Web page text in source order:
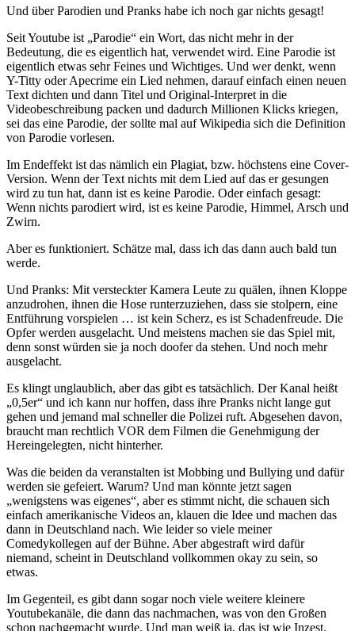
Und über Parodien und Pranks habe ich noch gar nichts gesagt!
Seit Youtube ist „Parodie“ ein Wort, das nicht mehr in der
Bedeutung, die es eigentlich hat, verwendet wird. Eine Parodie ist
eigentlich etwas sehr Feines und Wichtiges. Und wer denkt, wenn
Y-Titty oder Apecrime ein Lied nehmen, darauf einfach einen neuen
Text dichten und dann Titel und Original-Interpret in die
Videobeschreibung packen und dadurch Millionen Klicks kriegen,
sei das eine Parodie, der sollte mal auf Wikipedia sich die Definition
von Parodie vorlesen.
Im Endeffekt ist das nämlich ein Plagiat, bzw. höchstens eine Cover-
Version. Wenn der Text nichts mit dem Lied auf das er gesungen
wird zu tun hat, dann ist es keine Parodie. Oder einfach gesagt:
Wenn nichts parodiert wird, ist es keine Parodie, Himmel, Arsch und
Zwirn.
Aber es funktioniert. Schätze mal, dass ich das dann auch bald tun
werde.
Und Pranks: Mit versteckter Kamera Leute zu quälen, ihnen Kloppe
anzudrohen, ihnen die Hose runterzuziehen, dass sie stolpern, eine
Entführung vorspielen … ist kein Scherz, es ist Schadenfreude. Die
Opfer werden ausgelacht. Und meistens machen sie das Spiel mit,
denn sonst würden sie ja noch doofer da stehen. Und noch mehr
ausgelacht.
Es klingt unglaublich, aber das gibt es tatsächlich. Der Kanal heißt
„0,5er“ und ich kann nur hoffen, dass ihre Pranks nicht lange gut
gehen und jemand mal schneller die Polizei ruft. Abgesehen davon,
braucht man rechtlich VOR dem Filmen die Genehmigung der
Hereingelegten, nicht hinterher.
Was die beiden da veranstalten ist Mobbing und Bullying und dafür
werden sie gefeiert. Warum? Und man könnte jetzt sagen
„wenigstens was eigenes“, aber es stimmt nicht, die schauen sich
einfach amerikanische Videos an, klauen die Idee und machen das
dann in Deutschland nach. Wie leider so viele meiner
Comedykollegen auf der Bühne. Aber abgestraft wird dafür
niemand, scheint in Deutschland vollkommen okay zu sein, so
etwas.
Im Gegenteil, es gibt dann sogar noch viele weitere kleinere
Youtubekanäle, die dann das nachmachen, was von den Großen
schon nachgemacht wurde. Und man weiß ja, das ist wie Inzest.